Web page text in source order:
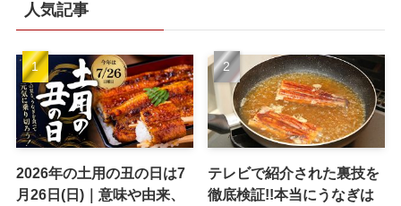
人気記事
2026年の土用の丑の日は7
月26日(日)｜意味や由来、
テレビで紹介された裏技を
徹底検証!!本当にうなぎは